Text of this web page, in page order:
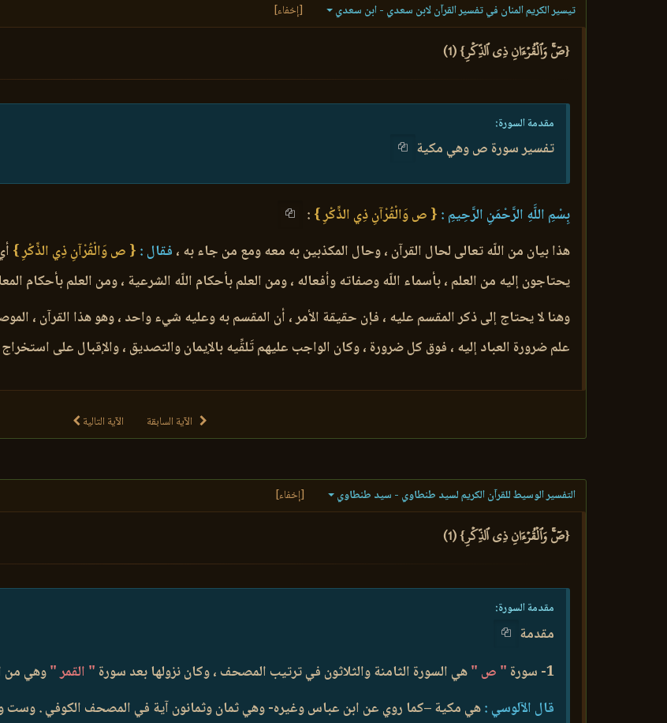
تيسير الكريم المنان في تفسير القرآن لابن سعدي - ابن سعدي [إخفاء]
{صٓۚ وَٱلۡقُرۡءَانِ ذِي ٱلذِّكۡرِ} (1)
مقدمة السورة:
تفسير سورة ص وهي مكية
بِسْمِ اللَّهِ الرَّحْمَنِ الرَّحِيمِ : { ص وَالْقُرْآنِ ذِي الذِّكْرِ } :
هذا بيان من اللّه تعالى لحال القرآن ، وحال المكذبين به معه ومع من جاء به ، فقال : { ص وَالْقُرْآنِ ذِي الذِّكْرِ }
يحتاجون إليه من العلم ، بأسماء اللّه وصفاته وأفعاله ، ومن العلم بأحكام اللّه الشرعية ، ومن العلم بأحكام
وهنا لا يحتاج إلى ذكر المقسم عليه ، فإن حقيقة الأمر ، أن المقسم به وعليه شيء واحد ، وهو هذا القرآن ،
علم ضرورة العباد إليه ، فوق كل ضرورة ، وكان الواجب عليهم تَلقِّيه بالإيمان والتصديق ، والإقبال على
الآية السابقة الآية التالية
التفسير الوسيط للقرآن الكريم لسيد طنطاوي - سيد طنطاوي [إخفاء]
{صٓۚ وَٱلۡقُرۡءَانِ ذِي ٱلذِّكۡرِ} (1)
مقدمة السورة:
مقدمة
1- سورة
" ص "هي السورة الثامنة والثلاثون في ترتيب المصحف ، وكان نزولها بعد سورة " القمر "وهي من
قال الآلوسي :هي مكية –كما روي عن ابن عباس وغيره- وهي ثمان وثمانون آية في المصحف الكوفي . وست